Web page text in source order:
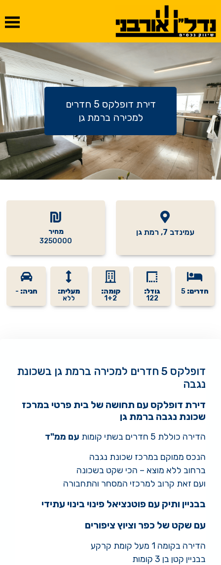
דירת דופלקס 5 חדרים
למכירה ברמת גן
עמינדב 7, רמת גן
מחיר
3250000
חדרים:5
גודל:
122
קומה:
1+2
מעלית:
ללא
חניה: -
דופלקס 5 חדרים למכירה ברמת גן בשכונת
נגבה
דירת דופלקס עם תחושה של בית פרטי במרכז
שכונת נגבה ברמת גן
הדירה כוללת 5 חדרים בשתי קומות
עם ממ"ד
הנכס ממוקם במרכז שכונת נגבה
ברחוב ללא מוצא – הכי שקט בשכונה
ועם זאת קרוב למרכזי המסחר והתחבורה
בבניין ותיק עם פוטנציאל פינוי בינוי עתידי
עם שקט של כפר וציוץ ציפורים
הדירה בקומה 1 מעל קומת קרקע
בבניין קטן בן 3 קומות